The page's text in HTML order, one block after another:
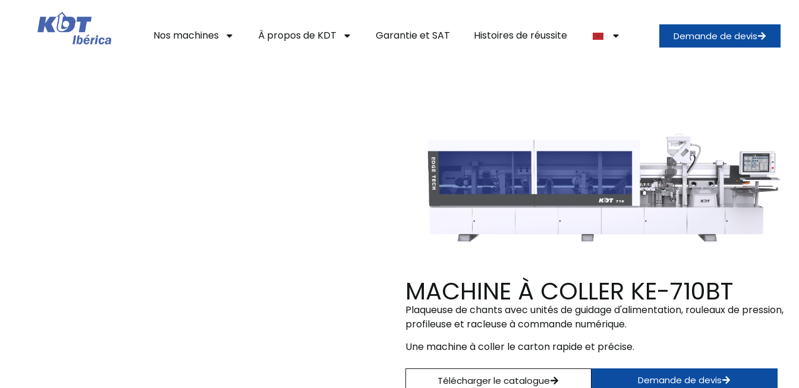
Nos machines À propos de KDT Garantie et SAT Histoires de réussite Demande de devis
MACHINE À COLLER KE-710BT
Plaqueuse de chants avec unités de guidage d'alimentation, rouleaux de pression,
profileuse et racleuse à commande numérique.
Une machine à coller le carton rapide et précise.
Télécharger le catalogue Demande de devis